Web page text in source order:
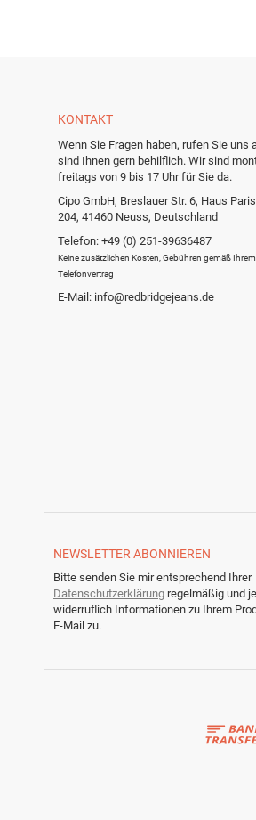
KONTAKT
Wenn Sie Fragen haben, rufen Sie uns
sind Ihnen gern behilflich. Wir sind
freitags von 9 bis 17 Uhr für Sie da.
Cipo GmbH, Breslauer Str. 6, Haus
204, 41460 Neuss, Deutschland
Telefon: +49 (0) 251-39636487
Keine zusätzlichen Kosten, Gebühren gemäß Ihrem
Telefonvertrag
E-Mail: info@redbridgejeans.de
NEWSLETTER ABONNIEREN
Bitte senden Sie mir entsprechend Ihrer
Datenschutzerklärung regelmäßig und
widerruflich Informationen zu Ihrem
E-Mail zu.